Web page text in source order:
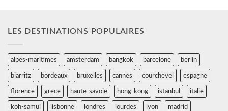
LES DESTINATIONS POPULAIRES
alpes-maritimes amsterdam bangkok barcelone berlin
biarritz bordeaux bruxelles cannes courchevel espagne
florence grece haute-savoie hong-kong istanbul italie
koh-samui lisbonne londres lourdes lyon madrid